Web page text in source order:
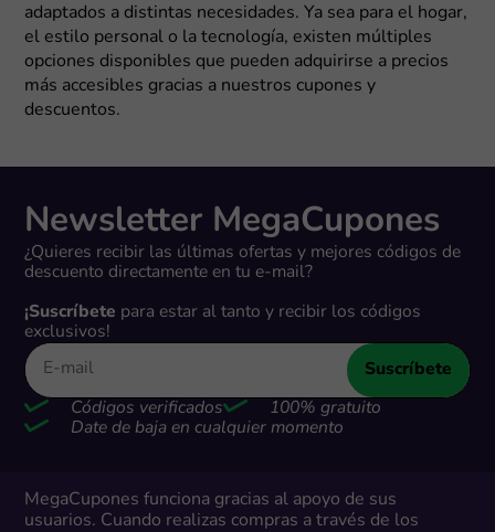
adaptados a distintas necesidades. Ya sea para el hogar,
el estilo personal o la tecnología, existen múltiples
opciones disponibles que pueden adquirirse a precios
más accesibles gracias a nuestros cupones y
descuentos.
Newsletter MegaCupones
¿Quieres recibir las últimas ofertas y mejores códigos de
descuento directamente en tu e-mail?
¡Suscríbete para estar al tanto y recibir los códigos
exclusivos!
Suscríbete
Códigos verificados
100% gratuito
Date de baja en cualquier momento
MegaCupones funciona gracias al apoyo de sus
usuarios. Cuando realizas compras a través de los